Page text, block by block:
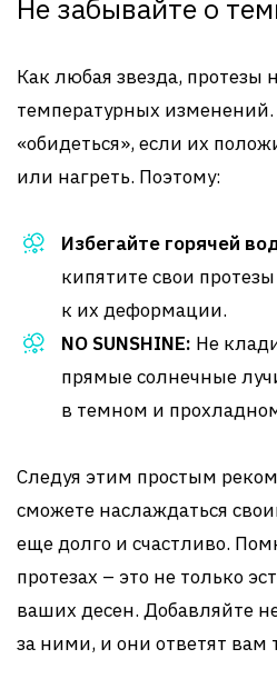
Не забывайте о
Как любая звезда, протезы
температурных
«обидеться», если их
или нагреть. Поэтому:
Избегайте горячей
кипятите свои
к их деформации.
NO SUNSHINE: Не
прямые солнечные
в темном и
Следуя этим простым
сможете наслаждаться
еще долго и счастливо.
протезах – это не только
ваших десен. Добавляйте
за ними, и они ответят вам